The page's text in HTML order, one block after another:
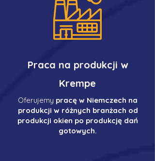
Praca na produkcji w
Krempe
Oferujemy pracę w Niemczech na
produkcji w różnych branżach od
produkcji okien po produkcję dań
gotowych.